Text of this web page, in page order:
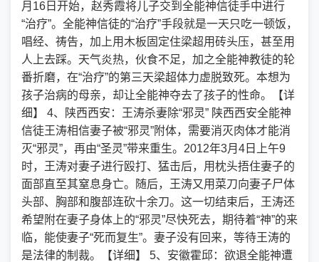
月16日开始，赵秀霞将儿子交到全能神信徒手中进行
“治疗”。全能神信徒的“治疗”手段就是一天只吃一顿饭，
唱经、祷告，加上用木板固定住梁超用砖头压，甚至用
人上去踩。天气炎热，伙食不足，加之全能神教徒的轮
番折磨，在“治疗”的第三天梁超体力虚脱致死。本想为
孩子治病的母亲，却让全能神夺去了孩子的性命。【详
细】 4、陕西西安：王涛杀妻除“邪灵” 陕西西安全能神
信徒王涛相信妻子被“邪灵”附体，需要消灭肉体才能消
灭“邪灵”，再由“圣灵”带来重生。2012年3月4日上午9
时，王涛对妻子进行殴打、猛击后，用枕头捂住妻子的
面部直至其窒息身亡。随后，王涛又用菜刀向妻子尸体
头部、胸部和腹部连砍十余刀。这一切结束后，王涛还
希望附在妻子身体上的“邪灵”尽快死去，期待着“神”的来
临，能使妻子“死而复生”。妻子没有回来，等待王涛的
是法律的制裁。【详细】 5、安徽霍邱：欲退全能神遭